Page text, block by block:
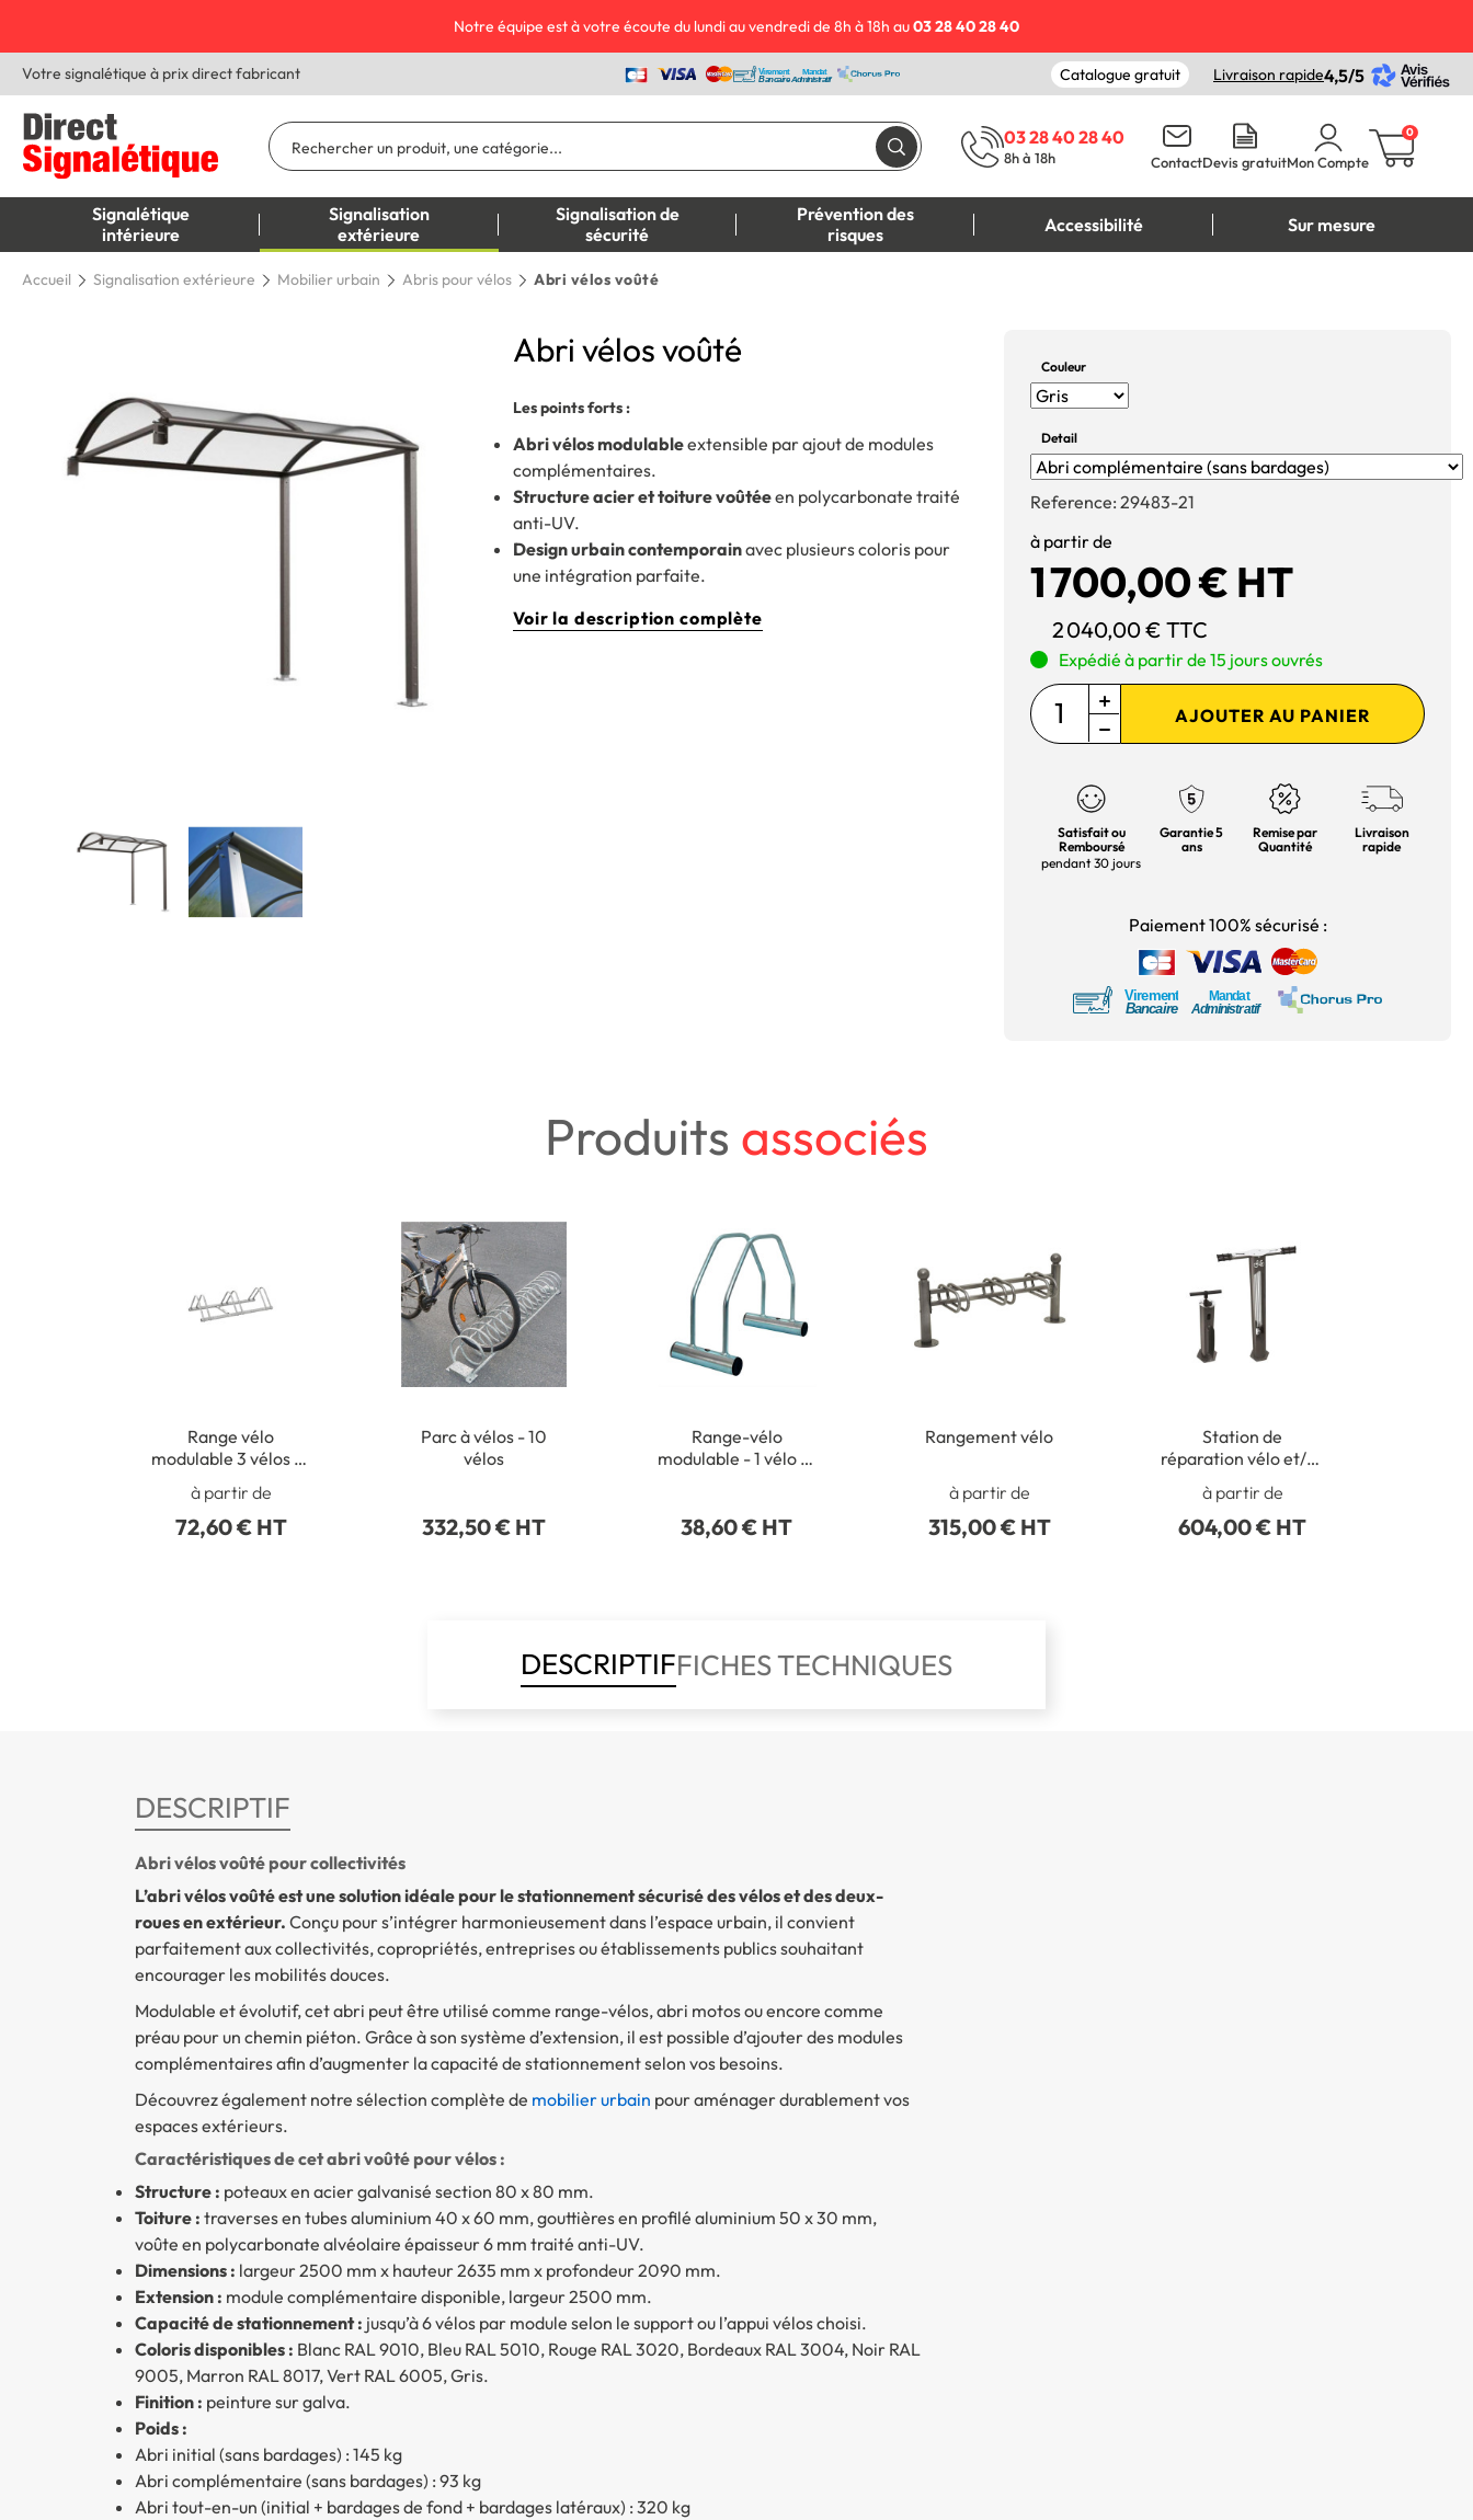
Notre équipe est à votre écoute du lundi au vendredi de 8h à 18h au03 28 40 28 40
Votre signalétique à prix direct fabricant Catalogue gratuit Livraison rapide4,5/5
03 28 40 28 40
8h à 18h ContactDevis gratuitMon Compte
0
Signalétique
intérieure
Signalisation
extérieure
Signalisation de
sécurité
Prévention des
risques
Accessibilité Sur mesure
Accueil Signalisation extérieure Mobilier urbain Abris pour vélos Abri vélos voûté
Abri vélos voûté
Les points forts :
Abri vélos modulableextensible par ajout de modules
complémentaires.
Structure acier et toiture voûtéeen polycarbonate traité
anti-UV.
Design urbain contemporainavec plusieurs coloris pour
une intégration parfaite.
Voir la description complète
Couleur
Detail
Reference: 29483-21
à partir de
1 700,00 € HT
2 040,00 € TTC
Expédié à partir de 15 jours ouvrés
AJOUTER AU PANIER
Satisfait ou
Remboursé
pendant 30 jours
Garantie 5
ans
Remise par
Quantité
Livraison
rapide
Paiement 100% sécurisé :
Produits associés
Range vélo
modulable 3 vélos et
à partir de
72,60 € HT
Parc à vélos - 10
vélos
332,50 € HT
Range-vélo
modulable - 1 vélo et
38,60 € HT
Rangement vélo
à partir de
315,00 € HT
Station de
réparation vélo et/ou
gonfleur vélo
à partir de
604,00 € HT
DESCRIPTIFFICHES TECHNIQUES
DESCRIPTIF
Abri vélos voûté pour collectivités
L’abri vélos voûté est une solution idéale pour le stationnement sécurisé des vélos et des deux-
roues en extérieur. Conçu pour s’intégrer harmonieusement dans l’espace urbain, il convient
parfaitement aux collectivités, copropriétés, entreprises ou établissements publics souhaitant
encourager les mobilités douces.
Modulable et évolutif, cet abri peut être utilisé comme range-vélos, abri motos ou encore comme
préau pour un chemin piéton. Grâce à son système d’extension, il est possible d’ajouter des modules
complémentaires afin d’augmenter la capacité de stationnement selon vos besoins.
Découvrez également notre sélection complète de mobilier urbain pour aménager durablement vos
espaces extérieurs.
Caractéristiques de cet abri voûté pour vélos :
Structure : poteaux en acier galvanisé section 80 x 80 mm.
Toiture : traverses en tubes aluminium 40 x 60 mm, gouttières en profilé aluminium 50 x 30 mm,
voûte en polycarbonate alvéolaire épaisseur 6 mm traité anti-UV.
Dimensions : largeur 2500 mm x hauteur 2635 mm x profondeur 2090 mm.
Extension : module complémentaire disponible, largeur 2500 mm.
Capacité de stationnement : jusqu’à 6 vélos par module selon le support ou l’appui vélos choisi.
Coloris disponibles : Blanc RAL 9010, Bleu RAL 5010, Rouge RAL 3020, Bordeaux RAL 3004, Noir RAL
9005, Marron RAL 8017, Vert RAL 6005, Gris.
Finition : peinture sur galva.
Poids :
Abri initial (sans bardages) : 145 kg
Abri complémentaire (sans bardages) : 93 kg
Abri tout-en-un (initial + bardages de fond + bardages latéraux) : 320 kg